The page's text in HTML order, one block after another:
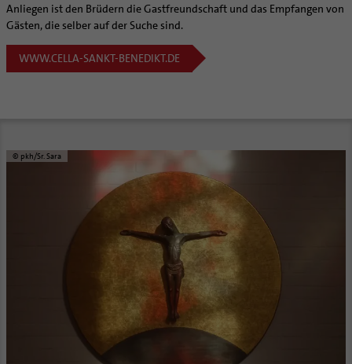
Anliegen ist den Brüdern die Gastfreundschaft und das Empfangen von
Gästen, die selber auf der Suche sind.
WWW.CELLA-SANKT-BENEDIKT.DE
© pkh/Sr. Sara